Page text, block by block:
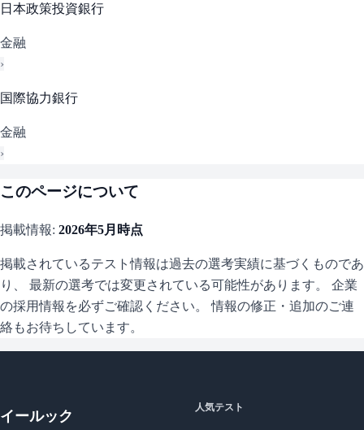
日本政策投資銀行
金融
›
国際協力銀行
金融
›
このページについて
掲載情報: 2026年5月 時点
掲載されているテスト情報は過去の選考実績に基づくものであ
り、 最新の選考では変更されている可能性があります。 企業
の採用情報を必ずご確認ください。 情報の修正・追加のご連
絡もお待ちしています。
イールック
人気テスト